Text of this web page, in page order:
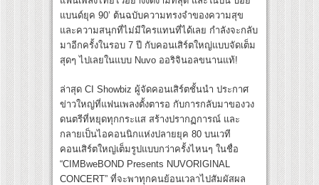
แบนด์ยุค 90’ ต้นฉบับความทรงจำของความสุข
และความสนุกที่ไม่มีใครแทนที่ได้เลย กำลังจะกลับ
มาอีกครั้งในรอบ 7 ปี กับคอนเสิร์ตใหญ่แบบจัดเต็ม
สุดๆ ไปเลยในแบบ Nuvo ออริจินอลขนานแท้!
ล่าสุด CI Showbiz ผู้จัดคอนเสิร์ตชั้นนำ ประกาศ
ข่าวใหญ่ที่แฟนเพลงตั้งตารอ กับการกลับมาของวง
ดนตรีที่หยุดทุกกระแส สร้างปรากฏการณ์ และ
กลายเป็นไอคอนนิกแห่งปลายยุค 80 บนเวที
คอนเสิร์ตใหญ่เต็มรูปแบบกว่าครั้งไหนๆ ในชื่อ
“CIMBweBOND Presents NUVORIGINAL
CONCERT” ที่จะพาทุกคนย้อนเวลาไปสัมผัสผล